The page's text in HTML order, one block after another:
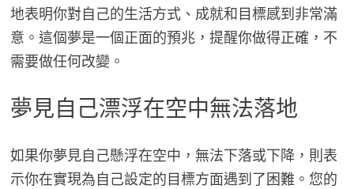
地表明你對自己的生活方式、成就和目標感到非常滿
意。這個夢是一個正面的預兆，提醒你做得正確，不
需要做任何改變。
夢見自己漂浮在空中無法落地
如果你夢見自己懸浮在空中，無法下落或下降，則表
示你在實現為自己設定的目標方面遇到了困難。您的